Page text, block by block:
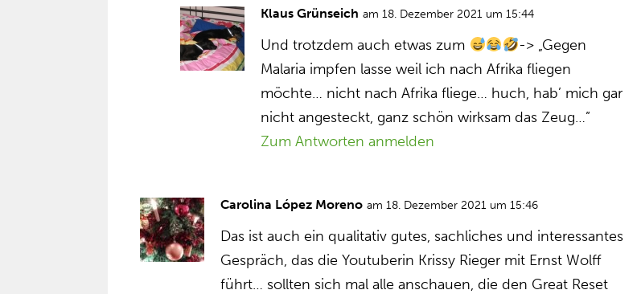
Klaus Grünseich am 18. Dezember 2021 um 15:44
Und trotzdem auch etwas zum
-> „Gegen
Malaria impfen lasse weil ich nach Afrika fliegen
möchte… nicht nach Afrika fliege… huch, hab’ mich gar
nicht angesteckt, ganz schön wirksam das Zeug…”
Zum Antworten anmelden
Carolina López Moreno am 18. Dezember 2021 um 15:46
Das ist auch ein qualitativ gutes, sachliches und interessantes
Gespräch, das die Youtuberin Krissy Rieger mit Ernst Wolff
führt… sollten sich mal alle anschauen, die den Great Reset